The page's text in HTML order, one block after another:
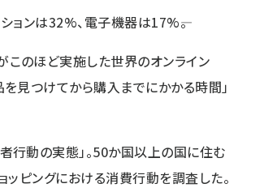
ンは32%、電子機器は17%――。
のほど実施した世界のオンライン
見つけてから購入までにかかる時間」
行動の実態」。50か国以上の国に住む
ピングにおける消費行動を調査した。